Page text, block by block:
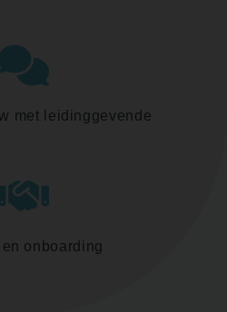
met leidinggevende
onboarding